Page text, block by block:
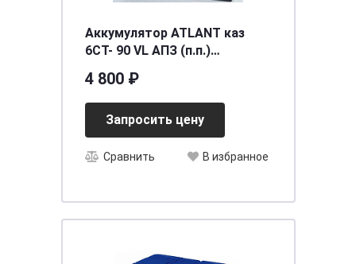
Аккумулятор ATLANT каз
6СТ- 90 VL АПЗ (п.п.)
4 800 ₽
Запросить цену
Сравнить В избранное